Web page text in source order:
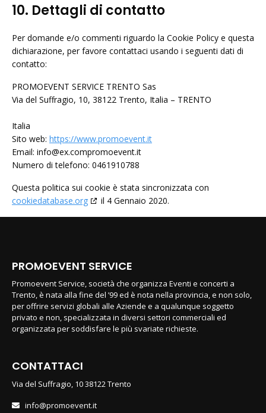
10. Dettagli di contatto
Per domande e/o commenti riguardo la Cookie Policy e questa
dichiarazione, per favore contattaci usando i seguenti dati di
contatto:
PROMOEVENT SERVICE TRENTO Sas
Via del Suffragio, 10, 38122 Trento, Italia – TRENTO
Italia
Sito web: https://www.promoevent.it
Email: info@ex.compromoevent.it
Numero di telefono: 0461910788
Questa politica sui cookie è stata sincronizzata con
cookiedatabase.org
il 4 Gennaio 2020.
PROMOEVENT SERVICE
Promoevent Service, società che organizza Eventi e concerti a
Trento, è nata alla fine del ’99 ed è nota nella provincia, e non solo,
per offrire servizi globali alle Aziende e a qualunque soggetto
privato e non, specializzata in diversi settori commerciali ed
organizzata per soddisfare le più svariate richieste.
CONTATTACI
Via del Suffragio, 10 38122 Trento
info@promoevent.it